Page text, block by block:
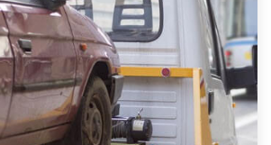
Autosloperijen.nl. Wij kunnen uw
in Meerkerk. Neem telefonisch
een terugbelafspraak. Wilt u
auto onderdelen offerte
via de Onderdelenlijn! Vul uw
op verzenden.